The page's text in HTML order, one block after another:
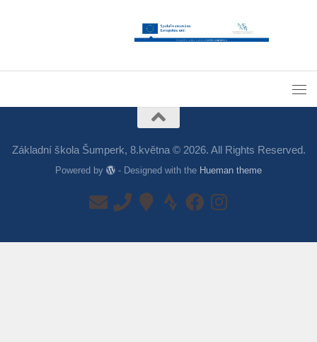
Základní škola Šumperk, 8.května © 2026. All Rights Reserved.
Powered by - Designed with the Hueman theme